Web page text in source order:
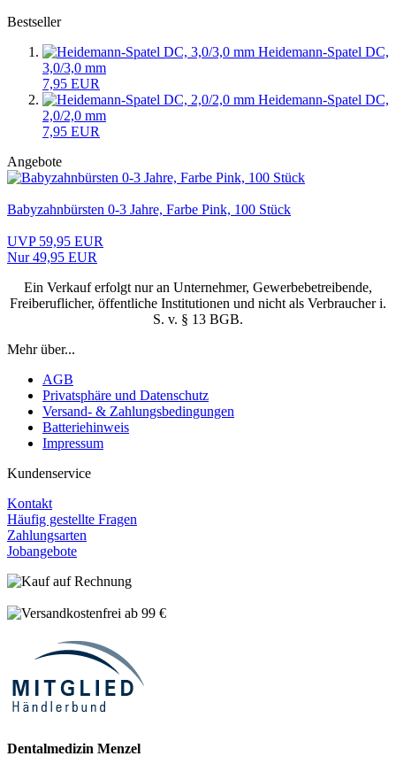
Bestseller
Heidemann-Spatel DC,
3,0/3,0 mm
7,95 EUR
Heidemann-Spatel DC,
2,0/2,0 mm
7,95 EUR
Angebote
Babyzahnbürsten 0-3 Jahre, Farbe Pink, 100 Stück
UVP 59,95 EUR
Nur 49,95 EUR
Ein Verkauf erfolgt nur an Unternehmer, Gewerbebetreibende,
Freiberuflicher, öffentliche Institutionen und nicht als Verbraucher i.
S. v. § 13 BGB.
Mehr über...
AGB
Privatsphäre und Datenschutz
Versand- & Zahlungsbedingungen
Batteriehinweis
Impressum
Kundenservice
Kontakt
Häufig gestellte Fragen
Zahlungsarten
Jobangebote
Dentalmedizin Menzel